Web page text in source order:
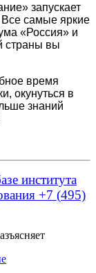
запускает
Все самые яркие
«Россия» и
страны вы
время
окунуться в
знаний
института
+7 (495)